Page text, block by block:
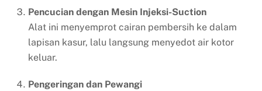
Pencucian dengan Mesin Injeksi-Suction
Alat ini menyemprot cairan pembersih ke dalam
lapisan kasur, lalu langsung menyedot air kotor
keluar.
Pengeringan dan Pewangi